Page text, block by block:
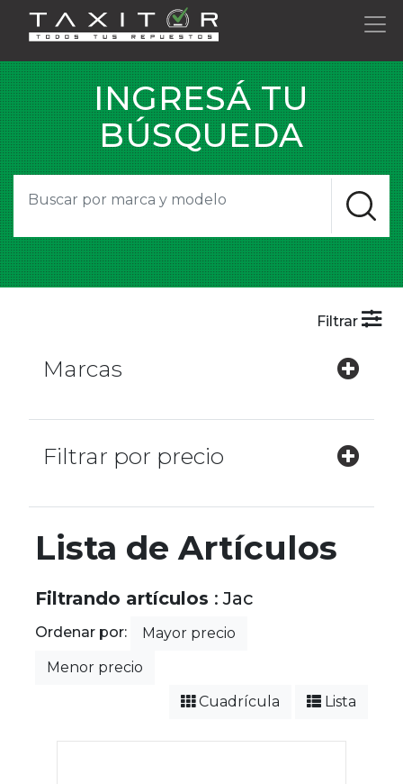
INGRESÁ TU
BÚSQUEDA
Filtrar
Marcas
Filtrar por precio
Lista de Artículos
Filtrando artículos : Jac
Ordenar por:
Mayor precio
Menor precio
Cuadrícula
Lista